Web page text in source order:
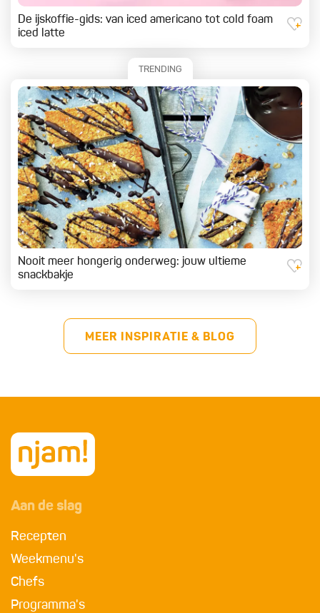
De ijskoffie-gids: van iced americano tot cold foam
iced latte
TRENDING
Nooit meer hongerig onderweg: jouw ultieme
snackbakje
MEER INSPIRATIE & BLOG
Aan de slag
Recepten
Weekmenu's
Chefs
Programma's